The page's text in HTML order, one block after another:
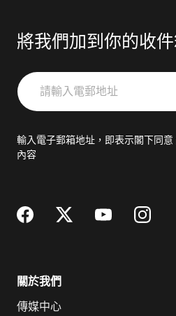
將我們加到你的收件
請
輸
郵
輸入電子郵箱地址，即表示閣下同意
內容
關於我們
傳媒中心